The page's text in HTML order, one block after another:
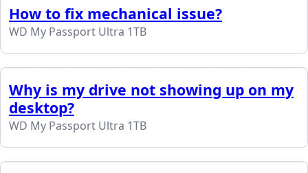
How to fix mechanical issue?
WD My Passport Ultra 1TB
Why is my drive not showing up on my
desktop?
WD My Passport Ultra 1TB